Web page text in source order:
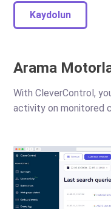
Kaydolun
Arama
With CleverControl,
activity on monitored